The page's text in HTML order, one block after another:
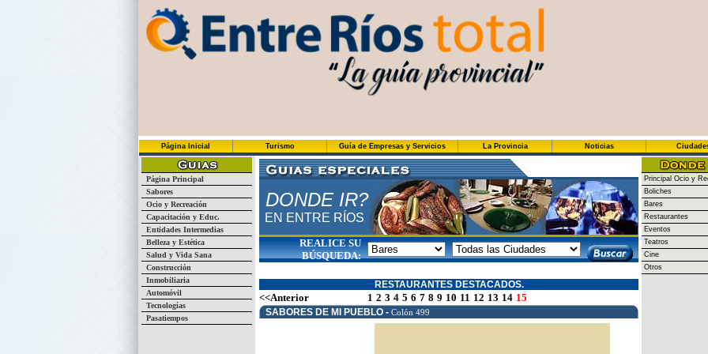
Página Inicial Turismo Guía de Empresas y Servicios La Provincia Noticias
Página Principal
Sabores
Ocio y Recreación
Capacitación y Educ.
Entidades Intermedias
Belleza y Estética
Salud y Vida Sana
Construcción
Inmobiliaria
Automóvil
Tecnologías
Pasatiempos
DONDE IR?
EN ENTRE RÍOS
REALICE SU
BÚSQUEDA:
RESTAURANTES DESTACADOS.
<<Anterior 1 2 3 4 5 6 7 8 9 10 11 12 13 14 15
SABORES DE MI PUEBLO - Colón 499
Principal Ocio y
Boliches
Bares
Restaurantes
Eventos
Teatros
Cine
Otros